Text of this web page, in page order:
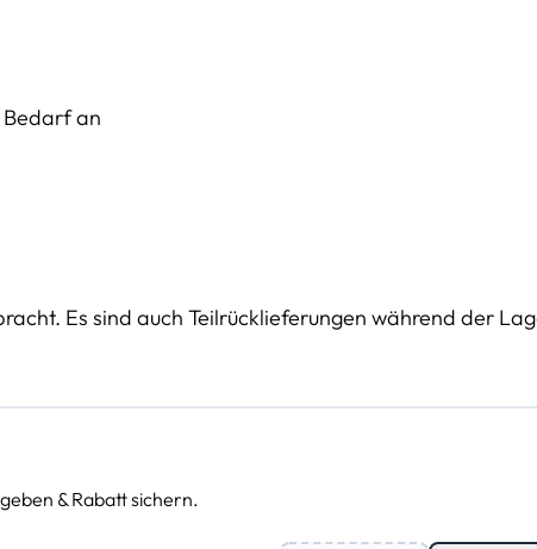
Bedarf an
Es sind auch Teilrücklieferungen während der
& Rabatt sichern.